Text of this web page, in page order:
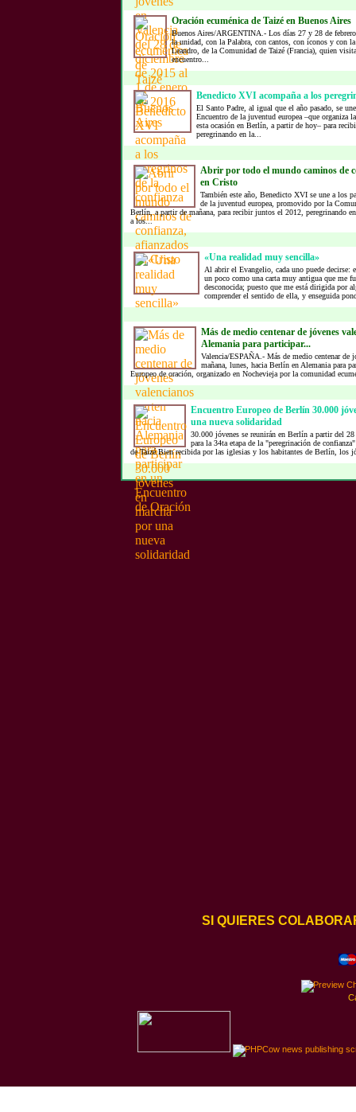
Oración ecuménica de Taizé en Buenos Aires
Buenos Aires/ARGENTINA.- Los días 27 y 28 de febrero
la unidad, con la Palabra, con cantos, con íconos y con la
Leandro, de la Comunidad de Taizé (Francia), quien
encuentro...
Benedicto XVI acompaña a los
El Santo Padre, al igual que el año pasado, se
Encuentro de la juventud europea –que organiza
esta ocasión en Berlín, a partir de hoy– para
peregrinando en la...
Abrir por todo el mundo caminos de
en Cristo
También este año, Benedicto XVI se une a los
de la juventud europea, promovido por la
Berlín, a partir de mañana, para recibir juntos el 2012, peregrinando
a los...
«Una realidad muy sencilla»
Al abrir el Evangelio, cada uno puede decirse:
un poco como una carta muy antigua que me
desconocida; puesto que me está dirigida por
comprender el sentido de ella, y enseguida
Más de medio centenar de jóvenes
Alemania para participar...
Valencia/ESPAÑA.- Más de medio centenar de
mañana, lunes, hacia Berlín en Alemania para
Europeo de oración, organizado en Nochevieja por la comunidad
Encuentro Europeo de Berlín 30.000
una nueva solidaridad
30.000 jóvenes se reunirán en Berlín a partir del
para la 34ta etapa de la "peregrinación de
de Taizé.Bien recibida por las iglesias y los habitantes de Berlín, los
SI QUIERES